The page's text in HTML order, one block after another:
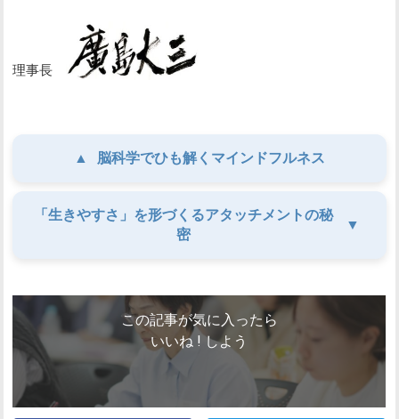
理事長
▲ 脳科学でひも解くマインドフルネス
「生きやすさ」を形づくるアタッチメントの秘
密
▼
この記事が気に入ったら
いいね ! しよう